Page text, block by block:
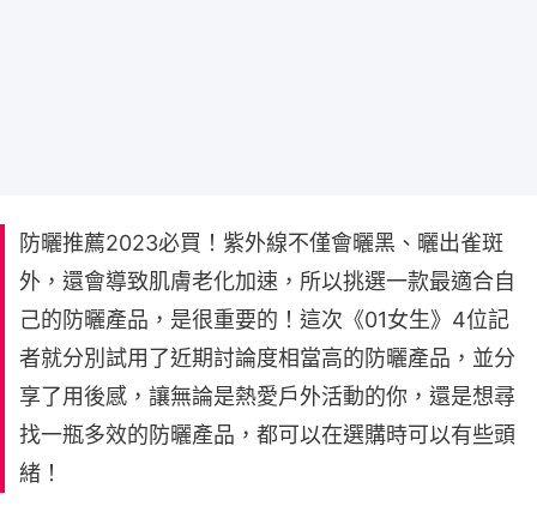
防曬推薦2023必買！紫外線不僅會曬黑、曬出雀斑
外，還會導致肌膚老化加速，所以挑選一款最適合自
己的防曬產品，是很重要的！這次《01女生》4位記
者就分別試用了近期討論度相當高的防曬產品，並分
享了用後感，讓無論是熱愛戶外活動的你，還是想尋
找一瓶多效的防曬產品，都可以在選購時可以有些頭
緒！